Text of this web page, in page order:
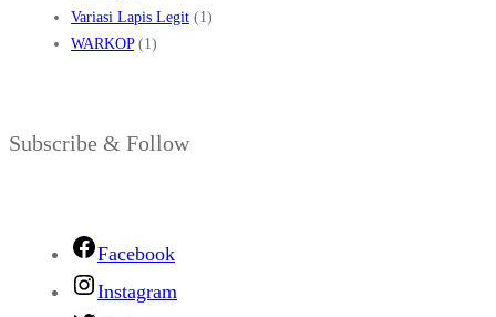
Variasi Lapis Legit (1)
WARKOP(1)
Subscribe & Follow
Facebook
Instagram